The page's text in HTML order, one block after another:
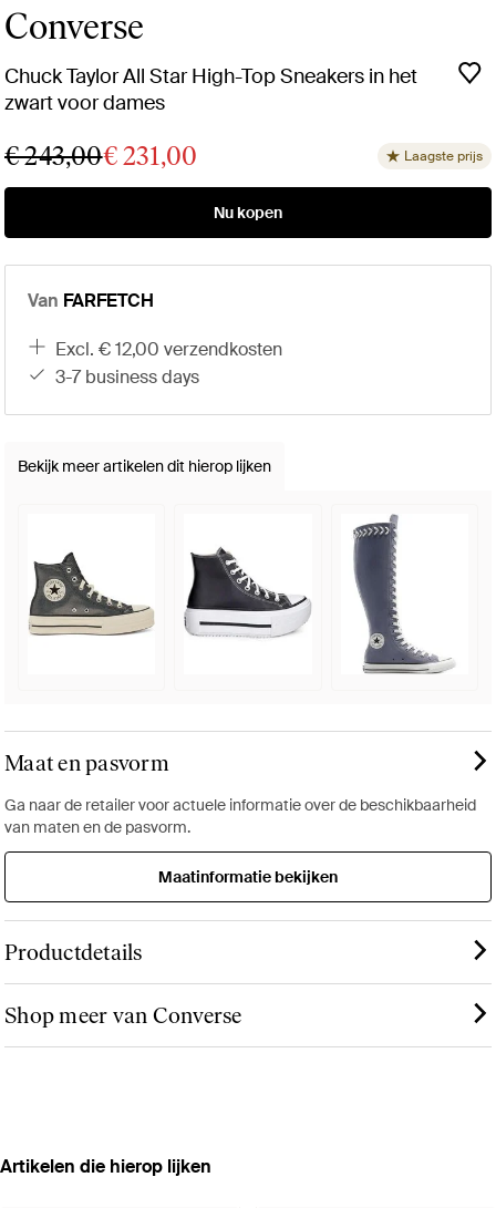
Converse
Chuck Taylor All Star High-Top Sneakers in het
zwart voor dames
€ 243,00€ 231,00 Laagste prijs
Nu kopen
Van FARFETCH
excl. € 12,00 verzendkosten
3-7 business days
Bekijk meer artikelen dit hierop lijken
Maat en pasvorm
Ga naar de retailer voor actuele informatie over de beschikbaarheid
van maten en de pasvorm.
Maatinformatie bekijken
Productdetails
Shop meer van Converse
Artikelen die hierop lijken